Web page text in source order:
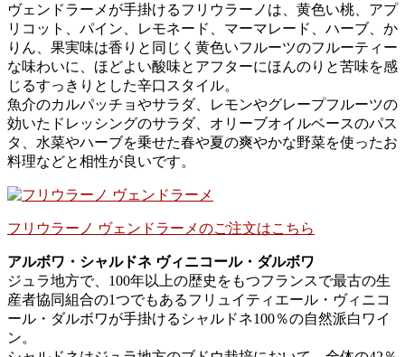
ヴェンドラーメが手掛けるフリウラーノは、黄色い桃、アプ
リコット、パイン、レモネード、マーマレード、ハーブ、か
りん、果実味は香りと同じく黄色いフルーツのフルーティー
な味わいに、ほどよい酸味とアフターにほんのりと苦味を感
じるすっきりとした辛口スタイル。
魚介のカルパッチョやサラダ、レモンやグレープフルーツの
効いたドレッシングのサラダ、オリーブオイルベースのパス
タ、水菜やハーブを乗せた春や夏の爽やかな野菜を使ったお
料理などと相性が良いです。
フリウラーノ ヴェンドラーメのご注文はこちら
アルボワ・シャルドネ ヴィニコール・ダルボワ
ジュラ地方で、100年以上の歴史をもつフランスで最古の生
産者協同組合の1つでもあるフリュイティエール・ヴィニコ
ール・ダルボワが手掛けるシャルドネ100％の自然派白ワイ
ン。